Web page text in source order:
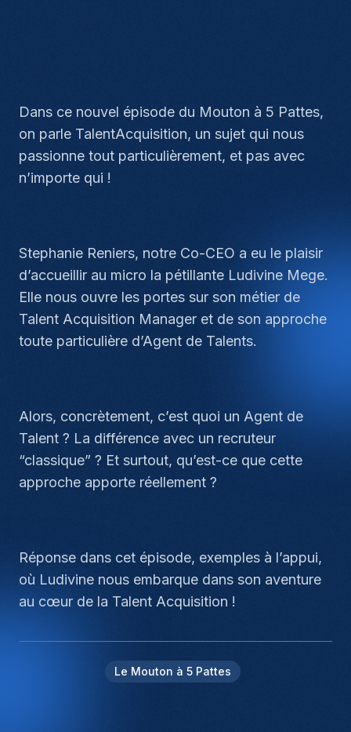
Dans ce nouvel épisode du Mouton à 5 Pattes,
on parle TalentAcquisition, un sujet qui nous
passionne tout particulièrement, et pas avec
n’importe qui !
Stephanie Reniers, notre Co-CEO a eu le plaisir
d’accueillir au micro la pétillante Ludivine Mege.
Elle nous ouvre les portes sur son métier de
Talent Acquisition Manager et de son approche
toute particulière d’Agent de Talents.
Alors, concrètement, c’est quoi un Agent de
Talent ? La différence avec un recruteur
“classique” ? Et surtout, qu’est-ce que cette
approche apporte réellement ?
Réponse dans cet épisode, exemples à l’appui,
où Ludivine nous embarque dans son aventure
au cœur de la Talent Acquisition !
Le Mouton à 5 Pattes